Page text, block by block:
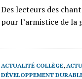
Des lecteurs des
pour l’armistice de la
ACTUALITÉ COLLÈGE,
DÉVELOPPEMENT